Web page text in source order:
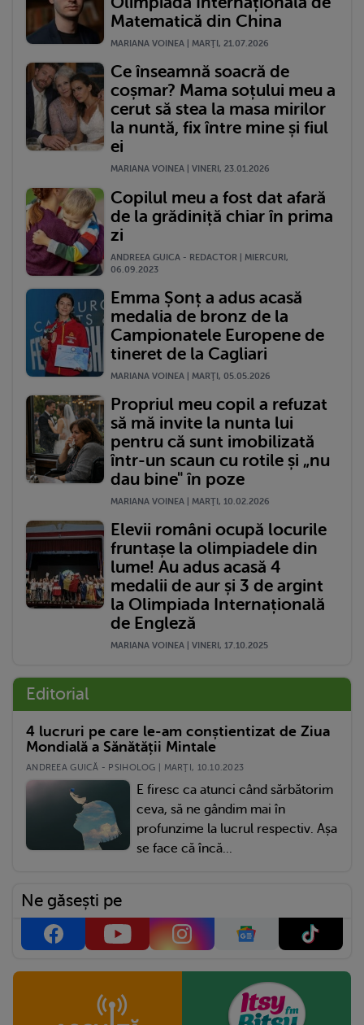
Matematică din China
MARIANA VOINEA | MARŢI, 21.07.2026
Ce înseamnă soacră de
coșmar? Mama soțului meu a
cerut să stea la masa mirilor
la nuntă, fix între mine și fiul
ei
MARIANA VOINEA | VINERI, 23.01.2026
Copilul meu a fost dat afară
de la grădiniță chiar în prima
zi
ANDREEA GUICA - REDACTOR | MIERCURI,
06.09.2023
Emma Șonț a adus acasă
medalia de bronz de la
Campionatele Europene de
tineret de la Cagliari
MARIANA VOINEA | MARŢI, 05.05.2026
Propriul meu copil a refuzat
să mă invite la nunta lui
pentru că sunt imobilizată
într-un scaun cu rotile și „nu
dau bine" în poze
MARIANA VOINEA | MARŢI, 10.02.2026
Elevii români ocupă locurile
fruntașe la olimpiadele din
lume! Au adus acasă 4
medalii de aur și 3 de argint
la Olimpiada Internațională
de Engleză
MARIANA VOINEA | VINERI, 17.10.2025
Editorial
4 lucruri pe care le-am conștientizat de Ziua
Mondială a Sănătății Mintale
ANDREEA GUICĂ - PSIHOLOG | MARŢI, 10.10.2023
E firesc ca atunci când sărbătorim
ceva, să ne gândim mai în
profunzime la lucrul respectiv. Așa
se face că încă...
Ne găsești pe